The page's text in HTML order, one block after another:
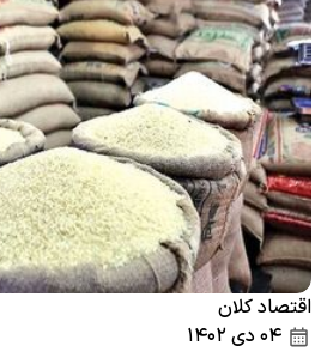
اقتصاد کلان